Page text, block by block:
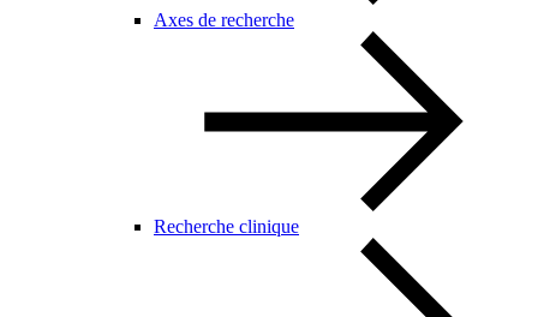
Axes de recherche
Recherche clinique